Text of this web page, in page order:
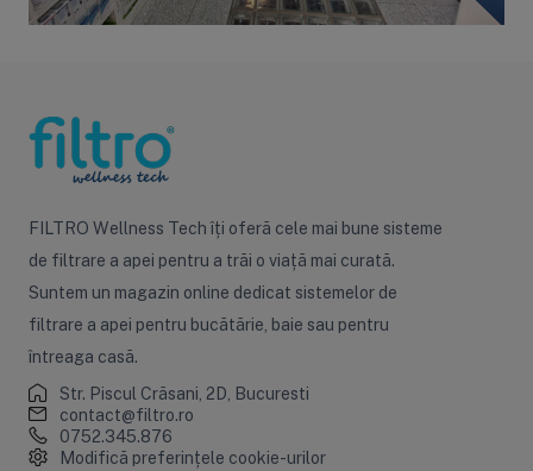
FILTRO Wellness Tech îți oferă cele mai bune sisteme
de filtrare a apei pentru a trăi o viață mai curată.
Suntem un magazin online dedicat sistemelor de
filtrare a apei pentru bucătărie, baie sau pentru
întreaga casă.
Str. Piscul Crăsani, 2D, Bucuresti
contact@filtro.ro
0752.345.876
Modifică preferințele cookie-urilor